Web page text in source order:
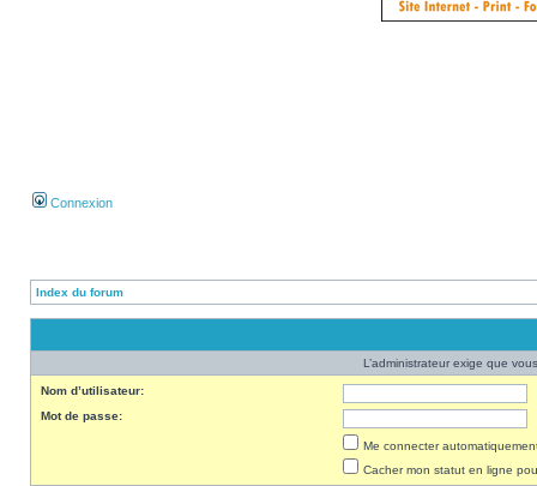
Connexion
Index du forum
L’administrateur exige que
Nom d’utilisateur:
Mot de passe:
Me connecter
Cacher mon statut en ligne